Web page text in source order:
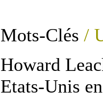
Mots-Clés /
Howard
Etats-Unis